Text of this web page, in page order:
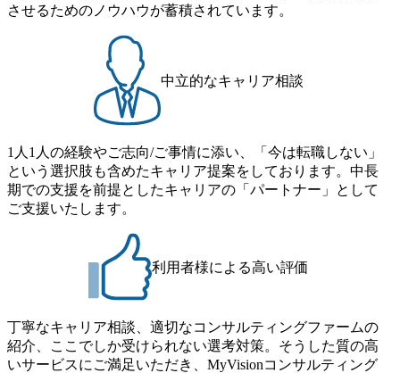
者】 ・年収UPでのオファー ・ワンプールで様々なインダ
流工程、先端技術を学べる環境 【コンサルファーム経験
者】 ・専門領域に軸足を置きながら、他領域にもチャレン
ジできる環境 ・タイトルアップでのオファー ・現職ファー
ムより高いオファー年収 ・実力主義でプロモーションでき
る（ダブルスキップもあり） ・週に1度のアサインｍｔｇで
果、なりたいキャリアを反映できるｐｊにアサインしても
らえる ・シンプレクスというテクノロジーに強い部隊がい
るため、エンジニアの視点からも協業しクライアントへ価
値提供できる ・デリバリー中心の案件もあればセールス中
心の案件もあり、個々の裁量や得意領域に合わせた売り上
げの立て方を選べる ここ1年で社員数60名⇒100名超、売上
今期18億円⇒来期30億円（いずれも約170％アップ）と急成
長中のファームである また、成長中ファームのため優秀な
上司の近くで働けるチャンスも多い(ボストン・コンサルテ
ィング・グループ出身者等 (https://www.xspear.co.jp/member/ta
keto_kajita/)） 多様なメンバー、多様なプロジェクトによる
自己成長機会が多く、新たなチャレンジが可能 100名規模に
き、1時間単位で取得することも可能 【独身寮、住宅手当制
度など】 独身寮：富山事業所の近くに、白風寮と青風寮の2
つの寮があり、以下の入居基準を満たす方が入居可能で
す。 ＜入居基準＞ ・満33歳までの独身者 ・自宅から勤務地
までの通勤総時間が2時間を超えること 住宅手当： 本社の
近くには独身寮や社宅等が無いため、条件を満たす方には
住宅手当を支給します。 また、独身寮は男性のみの入居と
なるため、入居基準を満たす女性には住宅手当を支給しま
す。 住宅手当は、一般賃貸物件を従業員が契約し、規程で
定める金額を会社が支払います。 その他： 採用時や転勤等
による引っ越し費用は、会社が負担します。 2026年8月18日
(火) 19:00～20:00 2026年8月13日(木) 16:00 応募をご検討され
ている方を対象に、会社説明会を実施予定です。 ● 求人名
・【富山】半導体製造装置の生産エンジニア(製造・生産工
程の管理業務) ※主任候補・リーダークラス ・【砺波】半
導体製造装置の生産エンジニア(製造・生産工程の管理業務)
※顔出しは不要です。ご質問頂く際のみ、顔出ししていた
だければと存じます。
させるためのノウハウが蓄積されています。
中立的なキャリア相談
1人1人の経験やご志向/ご事情に添い、「今は転職しない」
という選択肢も含めたキャリア提案をしております。中長
期での支援を前提としたキャリアの「パートナー」として
ご支援いたします。
利用者様による高い評価
丁寧なキャリア相談、適切なコンサルティングファームの
紹介、ここでしか受けられない選考対策。そうした質の高
いサービスにご満足いただき、MyVisionコンサルティング